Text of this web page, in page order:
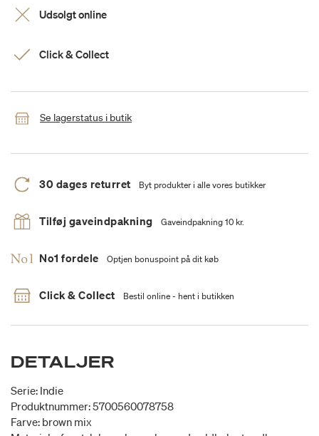
Udsolgt online
Click & Collect
Se lagerstatus i butik
30 dages returret Byt produkter i alle vores butikker
Tilføj gaveindpakning Gaveindpakning 10 kr.
No1 fordele Optjen bonuspoint på dit køb
Click & Collect Bestil online - hent i butikken
DETALJER
Serie: Indie
Produktnummer: 5700560078758
Farve: brown mix